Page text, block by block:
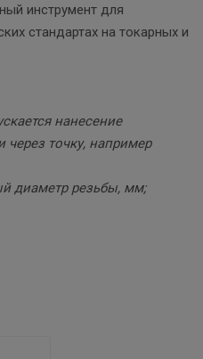
инструмент для
стандартах на токарных и
нанесение
через точку, например
диаметр резьбы, мм;